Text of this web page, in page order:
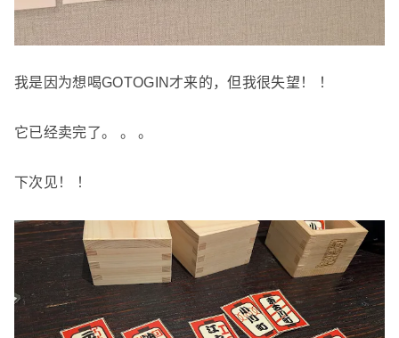
我是因为想喝GOTOGIN才来的，但我很失望！ ！
它已经卖完了。 。 。
下次见！ ！